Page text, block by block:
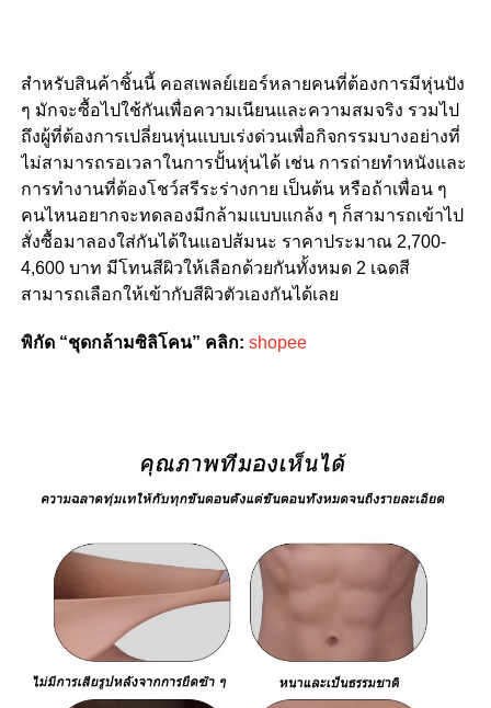
สำหรับสินค้าชิ้นนี้ คอสเพลย์เยอร์หลายคนที่ต้องการมีหุ่นปัง
ๆ มักจะซื้อไปใช้กันเพื่อความเนียนและความสมจริง รวมไป
ถึงผู้ที่ต้องการเปลี่ยนหุ่นแบบเร่งด่วนเพื่อกิจกรรมบางอย่างที่
ไม่สามารถรอเวลาในการปั้นหุ่นได้ เช่น การถ่ายทำหนังและ
การทำงานที่ต้องโชว์สรีระร่างกาย เป็นต้น หรือถ้าเพื่อน ๆ
คนไหนอยากจะทดลองมีกล้ามแบบแกล้ง ๆ ก็สามารถเข้าไป
สั่งซื้อมาลองใส่กันได้ในแอปส้มนะ ราคาประมาณ2,700-
4,600 บาท มีโทนสีผิวให้เลือกด้วยกันทั้งหมด2 เฉดสี
สามารถเลือกให้เข้ากับสีผิวตัวเองกันได้เลย
พิกัด “ชุดกล้ามซิลิโคน” คลิก: shopee